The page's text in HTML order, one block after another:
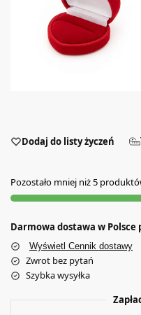
Dodaj do listy życzeń
Pozostało mniej niż 5
Darmowa dostawa w Polsce
Wyświetl Cennik dostawy
Zwrot bez pytań
Szybka wysyłka